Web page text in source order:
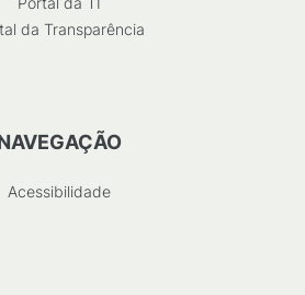
da Transparência
Acessibilidade